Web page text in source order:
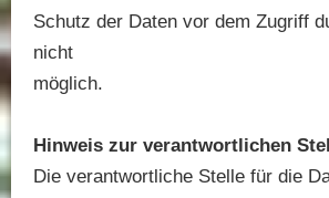
Schutz der Daten vor dem Zugriff
nicht
möglich.
Hinweis zur verantwortlichen
Die verantwortliche Stelle für die